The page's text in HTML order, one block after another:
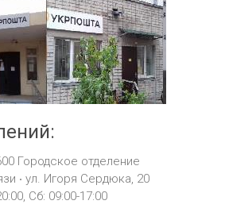
Городское отделение
‧ ул. Игоря Сердюка, 20
Сб: 09:00-17:00